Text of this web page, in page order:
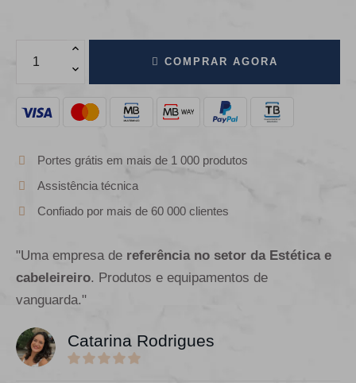
COMPRAR AGORA
Portes grátis em mais de 1 000 produtos
Assistência técnica
Confiado por mais de 60 000 clientes
"Uma empresa de referência no setor da Estética e
cabeleireiro. Produtos e equipamentos de
vanguarda."
Catarina Rodrigues